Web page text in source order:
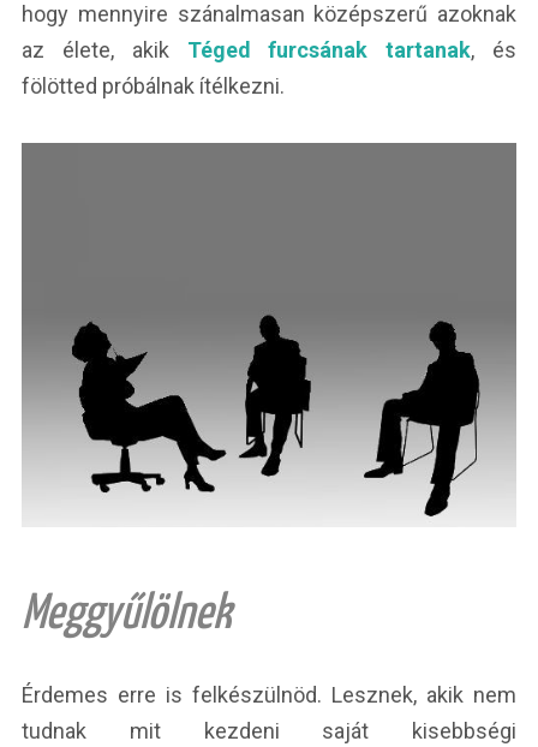
hogy mennyire szánalmasan középszerű azoknak
az élete, akik Téged furcsának tartanak, és
fölötted próbálnak ítélkezni.
Meggyűlölnek
Érdemes erre is felkészülnöd. Lesznek, akik nem
tudnak mit kezdeni saját kisebbségi